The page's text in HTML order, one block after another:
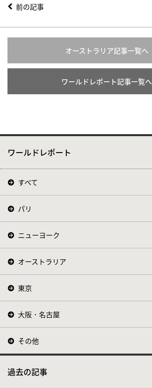
前の記事
オーストラリア記事一覧へ
ワールドレポート記事一覧へ
ワールドレポート
すべて
パリ
ニューヨーク
オーストラリア
東京
大阪・名古屋
その他
過去の記事